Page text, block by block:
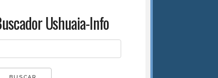
Ushuaia-Info